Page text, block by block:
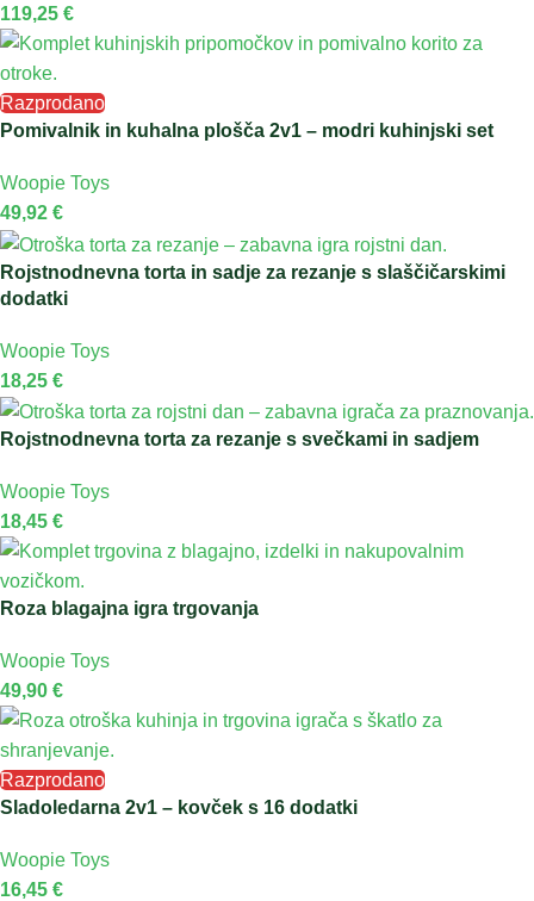
119,25 €
Razprodano
Pomivalnik in kuhalna plošča 2v1 – modri kuhinjski set
Woopie Toys
49,92 €
Rojstnodnevna torta in sadje za rezanje s slaščičarskimi
dodatki
Woopie Toys
18,25 €
Rojstnodnevna torta za rezanje s svečkami in sadjem
Woopie Toys
18,45 €
Roza blagajna igra trgovanja
Woopie Toys
49,90 €
Razprodano
Sladoledarna 2v1 – kovček s 16 dodatki
Woopie Toys
16,45 €